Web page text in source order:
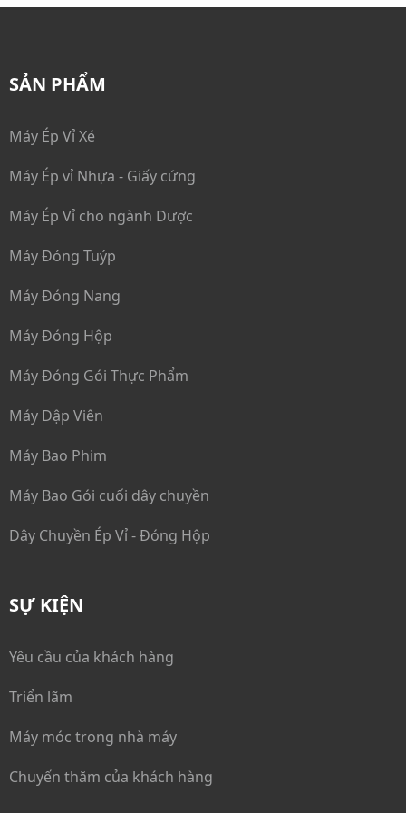
SẢN PHẨM
Máy Ép Vỉ Xé
Máy Ép vỉ Nhựa - Giấy cứng
Máy Ép Vỉ cho ngành Dược
Máy Đóng Tuýp
Máy Đóng Nang
Máy Đóng Hộp
Máy Đóng Gói Thực Phẩm
Máy Dập Viên
Máy Bao Phim
Máy Bao Gói cuối dây chuyền
Dây Chuyền Ép Vỉ - Đóng Hộp
SỰ KIỆN
Yêu cầu của khách hàng
Triển lãm
Máy móc trong nhà máy
Chuyến thăm của khách hàng
Máy Bao Gói cuối dây chuyền
Dây Chuyền Ép Vỉ - Đóng Hộp